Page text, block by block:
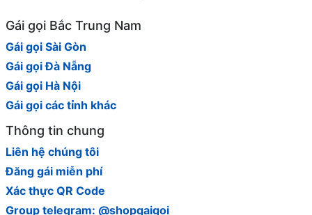
Gái gọi Bắc Trung Nam
Gái gọi Sài Gòn
Gái gọi Đà Nẵng
Gái gọi Hà Nội
Gái gọi các tỉnh khác
Thông tin chung
Liên hệ chúng tôi
Đăng gái miễn phí
Xác thực QR Code
Group telegram: @shopgaigoi